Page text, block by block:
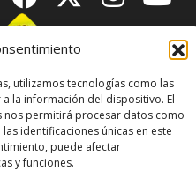
utilizamos tecnologías como las
la información del dispositivo. El
nos permitirá procesar datos como
identificaciones únicas en este
puede afectar
y funciones.
Aviso Legal
Política de